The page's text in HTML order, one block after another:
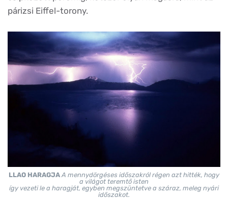
párizsi Eiffel-torony.
LLAO HARAGJAA mennydörgéses időszakról régen azt hitték, hogy
a világot teremtő isten
így vezeti le a haragját, egyben megszüntetve a száraz, meleg nyári
időszakot.